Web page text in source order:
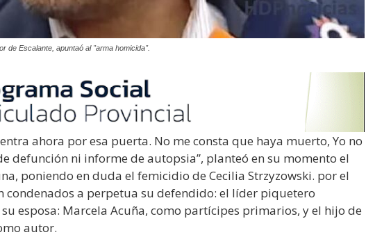
de Escalante, apuntaó al "arma homicida".
entra ahora por esa puerta. No me consta que haya muerto, Yo no
defunción ni informe de autopsia”, planteó en su momento el
poniendo en duda el femicidio de Cecilia Strzyzowski. por el
condenados a perpetua su defendido: el líder piquetero
su esposa: Marcela Acuña, como partícipes primarios, y el hijo de
autor.